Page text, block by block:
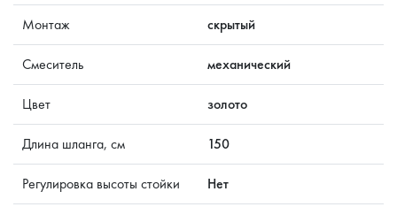
Монтаж скрытый
Смеситель механический
Цвет золото
Длина шланга, см 150
Регулировка высоты стойки Нет